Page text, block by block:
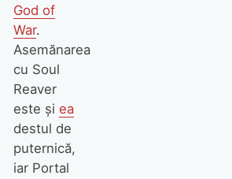
God of
War.
Asemănarea
cu Soul
Reaver
este şi ea
destul de
puternică,
iar Portal